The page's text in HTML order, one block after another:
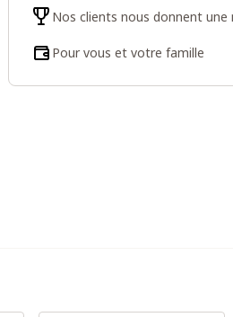
Nos clients nous donnent une
Pour vous et votre famille